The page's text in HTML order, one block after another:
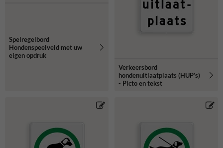
Spelregelbord
Hondenspeelveld met uw
eigen opdruk
Verkeersbord
hondenuitlaatplaats (HUP’s)
- Picto en tekst